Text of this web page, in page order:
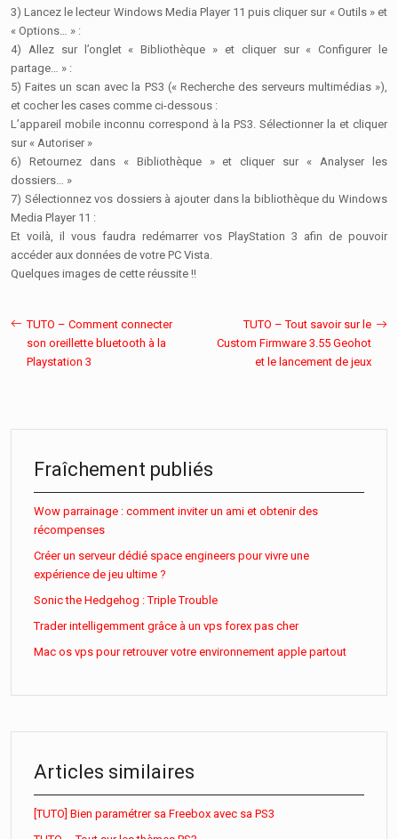
3) Lancez le lecteur Windows Media Player 11 puis cliquer sur « Outils » et
« Options… » :
4) Allez sur l’onglet « Bibliothèque » et cliquer sur « Configurer le
partage… » :
5) Faites un scan avec la PS3 (« Recherche des serveurs multimédias »),
et cocher les cases comme ci-dessous :
L’appareil mobile inconnu correspond à la PS3. Sélectionner la et cliquer
sur « Autoriser »
6) Retournez dans « Bibliothèque » et cliquer sur « Analyser les
dossiers… »
7) Sélectionnez vos dossiers à ajouter dans la bibliothèque du Windows
Media Player 11 :
Et voilà, il vous faudra redémarrer vos PlayStation 3 afin de pouvoir
accéder aux données de votre PC Vista.
Quelques images de cette réussite !!
TUTO – Comment connecter
son oreillette bluetooth à la
Playstation 3
TUTO – Tout savoir sur le
Custom Firmware 3.55 Geohot
et le lancement de jeux
Fraîchement publiés
Wow parrainage : comment inviter un ami et obtenir des
récompenses
Créer un serveur dédié space engineers pour vivre une
expérience de jeu ultime ?
Sonic the Hedgehog : Triple Trouble
Trader intelligemment grâce à un vps forex pas cher
Mac os vps pour retrouver votre environnement apple partout
Articles similaires
[TUTO] Bien paramétrer sa Freebox avec sa PS3